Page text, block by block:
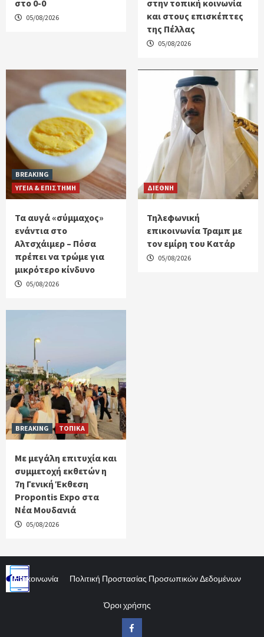
στο 0-0
05/08/2026
στην τοπική κοινωνία
και στους επισκέπτες
της Πέλλας
05/08/2026
BREAKING
ΥΓΕΙΑ & ΕΠΙΣΤΗΜΗ
Τα αυγά «σύμμαχος»
ενάντια στο
Αλτσχάιμερ – Πόσα
πρέπει να τρώμε για
μικρότερο κίνδυνο
05/08/2026
ΔΙΕΘΝΗ
Τηλεφωνική
επικοινωνία Τραμπ με
τον εμίρη του Κατάρ
05/08/2026
BREAKING ΤΟΠΙΚΑ
Με μεγάλη επιτυχία και
συμμετοχή εκθετών η
7η Γενική Έκθεση
Propontis Expo στα
Νέα Μουδανιά
05/08/2026
Επικοινωνία Πολιτική Προστασίας Προσωπικών Δεδομένων
Όροι χρήσης